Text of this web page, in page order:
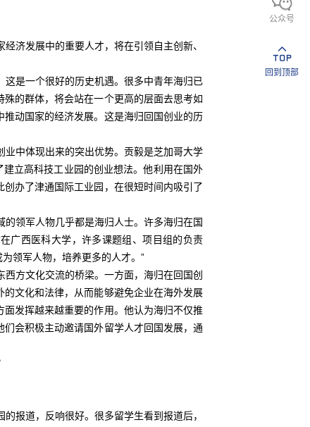
公众号
回到顶部
济发展中的重要人才，将在引领自主创新、
是一个很好的历史机遇。很多中青年海归已
的群体，将会站在一个更高的层面去思考如
动国家的经济发展。这是海归回国创业的历
中体现出来的突出优势。贡毅是芝加哥大学
立高科技工业园的创业想法。他利用在国外
办了津通国际工业园，在很短时间内吸引了
领军人物几乎都是海归人士。许多海归在国
广西医科大学，许多课题组、项目组的负责
领军人物，培养更多的人才。”
方文化交流的桥梁。一方面，海归在回国创
文化和法律，从而能够避免企业在海外发展
发挥越来越重要的作用。他认为海归不仅推
会积极主动邀请国外留学人才回国发展，通
报道，反响很好。很多留学生看到报道后，